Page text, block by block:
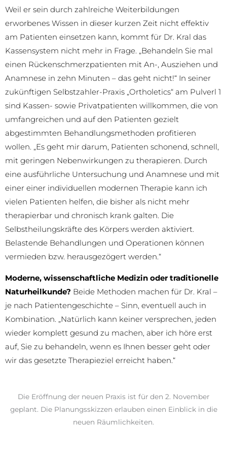
Weil er sein durch zahlreiche Weiterbildungen
erworbenes Wissen in dieser kurzen Zeit nicht effektiv
am Patienten einsetzen kann, kommt für Dr. Kral das
Kassensystem nicht mehr in Frage. „Behandeln Sie mal
einen Rückenschmerzpatienten mit An-, Ausziehen und
Anamnese in zehn Minuten – das geht nicht!“ In seiner
zukünftigen Selbstzahler-Praxis „Ortholetics“ am Pulverl 1
sind Kassen- sowie Privatpatienten willkommen, die von
umfangreichen und auf den Patienten gezielt
abgestimmten Behandlungsmethoden profitieren
wollen. „Es geht mir darum, Patienten schonend, schnell,
mit geringen Nebenwirkungen zu therapieren. Durch
eine ausführliche Untersuchung und Anamnese und mit
einer einer individuellen modernen Therapie kann ich
vielen Patienten helfen, die bisher als nicht mehr
therapierbar und chronisch krank galten. Die
Selbstheilungskräfte des Körpers werden aktiviert.
Belastende Behandlungen und Operationen können
vermieden bzw. herausgezögert werden.“
Moderne, wissenschaftliche Medizin oder traditionelle
Naturheilkunde? Beide Methoden machen für Dr. Kral –
je nach Patientengeschichte – Sinn, eventuell auch in
Kombination. „Natürlich kann keiner versprechen, jeden
wieder komplett gesund zu machen, aber ich höre erst
auf, Sie zu behandeln, wenn es Ihnen besser geht oder
wir das gesetzte Therapieziel erreicht haben.“
Die Eröffnung der neuen Praxis ist für den 2. November
geplant. Die Planungsskizzen erlauben einen Einblick in die
neuen Räumlichkeiten.